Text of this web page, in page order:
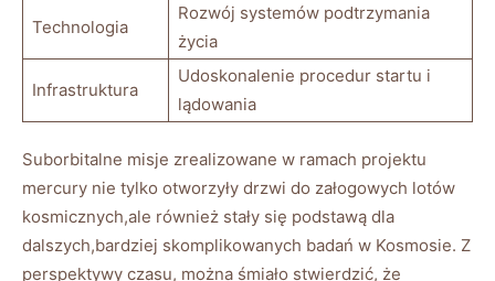
Technologia
Rozwój systemów podtrzymania
życia
Infrastruktura
Udoskonalenie procedur startu i
lądowania
Suborbitalne misje zrealizowane w ramach projektu
mercury nie tylko otworzyły drzwi do załogowych lotów
kosmicznych,ale również stały się podstawą dla
dalszych,bardziej skomplikowanych badań w Kosmosie. Z
perspektywy czasu, można śmiało stwierdzić, że